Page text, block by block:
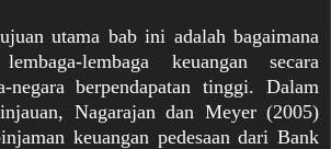
utama bab ini adalah bagaimana
lembaga-lembaga keuangan secara
berpendapatan tinggi. Dalam
Nagarajan dan Meyer (2005)
keuangan pedesaan dari Bank